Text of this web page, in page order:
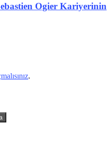
Ogier Kariyerinin
.